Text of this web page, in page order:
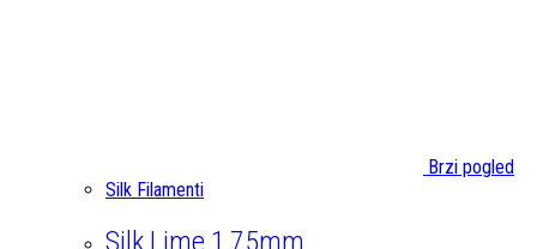
Brzi pogled
Silk Filamenti
Silk Lime 1,75mm